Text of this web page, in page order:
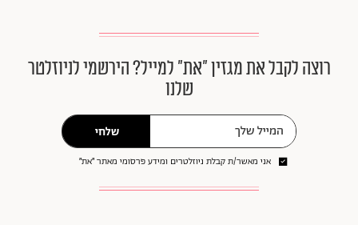
רוצה לקבל את מגזין ״את״ למייל? הירשמי לניוזלטר
שלנו
שלחי
אני מאשר/ת קבלת ניוזלטרים ומידע פרסומי מאתר ״את״